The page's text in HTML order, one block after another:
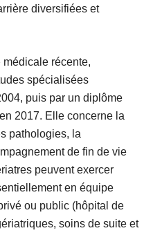
diversifiées et
médicale récente,
spécialisées
puis par un diplôme
2017. Elle concerne la
pathologies, la
de fin de vie
peuvent exercer
en équipe
ou public (hôpital de
soins de suite et